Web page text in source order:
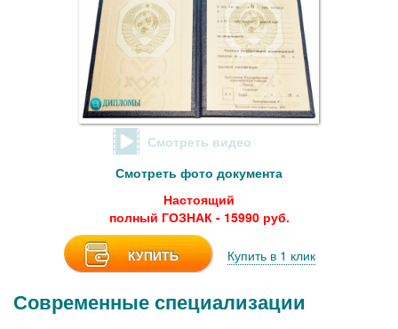
Смотреть видео
Смотреть фото документа
Настоящий
полный ГОЗНАК - 15990 руб.
КУПИТЬ Купить в 1 клик
Современные специализации